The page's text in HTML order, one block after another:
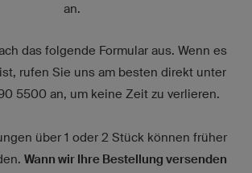
an.
das folgende Formular aus. Wenn es
rufen Sie uns am besten direkt unter
5500 an, um keine Zeit zu verlieren.
über 1 oder 2 Stück können früher
Wann wir Ihre Bestellung versenden